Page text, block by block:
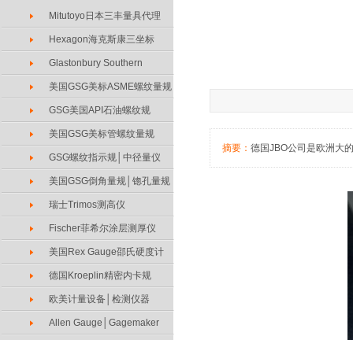
Mitutoyo日本三丰量具代理
Hexagon海克斯康三坐标
Glastonbury Southern
美国GSG美标ASME螺纹量规
GSG美国API石油螺纹规
美国GSG美标管螺纹量规
GSG螺纹指示规│中径量仪
美国GSG倒角量规│锪孔量规
瑞士Trimos测高仪
Fischer菲希尔涂层测厚仪
美国Rex Gauge邵氏硬度计
德国Kroeplin精密内卡规
欧美计量设备│检测仪器
Allen Gauge│Gagemaker
摘要： 德国JBO公司是欧洲大